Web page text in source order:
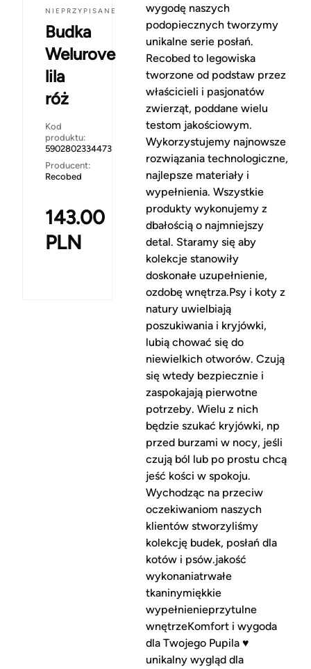
NIEPRZYPISANE
Budka
Welurove
lila
róż
Kod
produktu:
5902802334473
Producent:
Recobed
143.00
PLN
wygodę naszych
podopiecznych tworzymy
unikalne serie posłań.
Recobed to legowiska
tworzone od podstaw przez
właścicieli i pasjonatów
zwierząt, poddane wielu
testom jakościowym.
Wykorzystujemy najnowsze
rozwiązania technologiczne,
najlepsze materiały i
wypełnienia. Wszystkie
produkty wykonujemy z
dbałością o najmniejszy
detal. Staramy się aby
kolekcje stanowiły
doskonałe uzupełnienie,
ozdobę wnętrza.Psy i koty z
natury uwielbiają
poszukiwania i kryjówki,
lubią chować się do
niewielkich otworów. Czują
się wtedy bezpiecznie i
zaspokajają pierwotne
potrzeby. Wielu z nich
będzie szukać kryjówki, np
przed burzami w nocy, jeśli
czują ból lub po prostu chcą
jeść kości w spokoju.
Wychodząc na przeciw
oczekiwaniom naszych
klientów stworzyliśmy
kolekcję budek, posłań dla
kotów i psów.jakość
wykonaniatrwałe
tkaninymiękkie
wypełnienieprzytulne
wnętrzeKomfort i wygoda
dla Twojego Pupila ♥
unikalny wygląd dla